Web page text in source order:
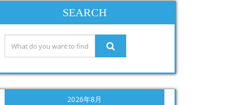
SEARCH
2026年8月